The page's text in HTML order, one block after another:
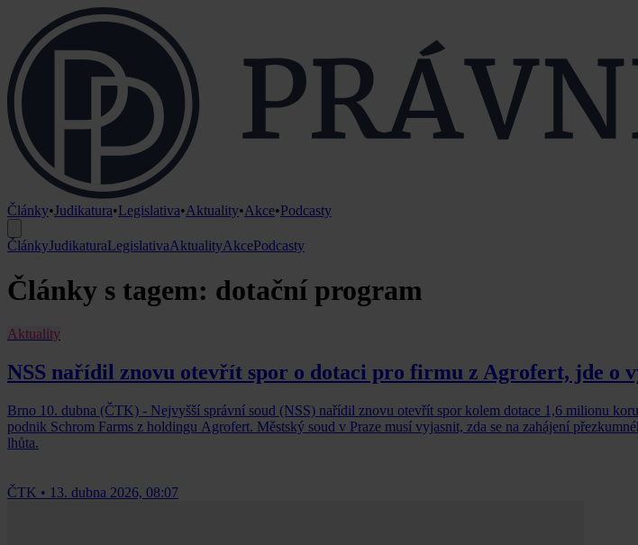
Články•Judikatura•Legislativa•Aktuality•Akce•Podcasty
ČlánkyJudikaturaLegislativaAktualityAkcePodcasty
Články s tagem: dotační program
Aktuality
NSS nařídil znovu otevřít spor o dotaci pro firmu z Agrofert, jde o
Brno 10. dubna (ČTK) - Nejvyšší správní soud (NSS) nařídil znovu otevřít spor kolem dotace 1,6 milionu
podnik Schrom Farms z holdingu Agrofert. Městský soud v Praze musí vyjasnit, zda se na zahájení
lhůta.
ČTK • 13. dubna 2026, 08:07